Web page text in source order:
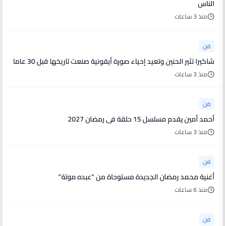
الناس
منذ 3 ساعات
فن
شاكيرا تثير الحنين وتعيد إحياء صورة أيقونية صنعت تاريخها قبل 30 عاما
منذ 3 ساعات
فن
أحمد أمين يقدم مسلسل 15 حلقة فى رمضان 2027
منذ 3 ساعات
فن
أغنية محمد رمضان الجديدة مستوحاة من "عبده موتة"
منذ 6 ساعات
فن